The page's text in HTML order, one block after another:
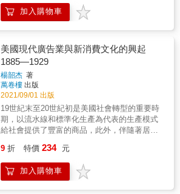
什麼效果？再教你讓資訊一目了然的寫作要
訣。 & ◎電商文案這樣寫，增加30倍銷售的寫
作法 換位思考，顧客的渴求就是你的賣點。怎
用4U法則精準表達&hellip;&hellip; & ◎講好品
牌故事，讓你的文案一字千金 成功的品牌都是
說故事的高手。品牌溢價能力就是從品牌故事
而來。 & ※※※ 除了傳授超實戰案例的文案寫
作技巧和心法外，本書更加碼分享平常工作時
也很實用的工作技巧，包括：從洞察幫助你找
到文案的切入點、專業影片製作須知、實用簡
報範本幫助你的文案更聚焦、做好提案簡報的
要訣。透過實作並刻意練習，文案真的不難。
☆誰需要這本書： ●只要你的工作和溝通和說
服有關，都需要看這本書。 ●從事文案、廣
告、創意、行銷、品牌、市場行業，這本書是
你必讀的案頭工具書。
品牌的商品，在台灣和日本有什麼不一樣的廣
告表現？ 一樣是啤酒，你喝下肚的是歡聚慶祝
者的面貌&mdash;&mdash;本書作者是一位日
本廣告人，他將廣告視為社會文化的「解釋
者需求後彙整而成的結晶，因此從廣告表現可
以觀察出當地的消費型態，以及人們的思考與
洗腦？日本的感冒藥都是給社畜吃的？ 台灣人
常常覺得自己和日本的距離很近，但在民族性
上其實有我們意想不到的差距。同樣是感冒
藥，台灣的廣告多為家人感冒的情境劇，時常
卻以上班族為主角，強調藥效快，服藥就可以
正常上班，甚至以「獻給就算感冒也絕不請病
假的你」作為廣告標語，從這背後就能觀察到
加入購物車
美國現代廣告業與新消費文化的興起
1885—1929
楊韶杰 著
萬卷樓 出版
2021/09/01 出版
19世紀末至20世紀初是美國社會轉型的重要時
期，以流水線和標準化生產為代表的生產模式
給社會提供了豐富的商品，此外，伴隨著居民
服務的發展，美國社會的消費環境大幅改善，
新消費文化悄然興起。在影響人們消費習慣的
眾因素中，美國現代廣告業起著積極的宣傳、
9 折 特價 234 元
加入購物車